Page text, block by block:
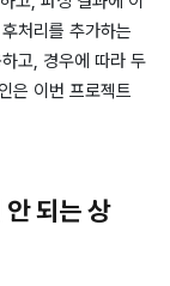
처리를 추가하는
고, 경우에 따라 두
은 이번 프로젝트
되는 상